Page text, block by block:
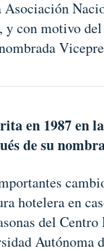
con motivo
en 1987 en
de su
hotelera en
del
Autónoma